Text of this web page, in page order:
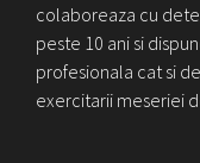
colaboreaza cu
peste 10 ani si
profesionala cat si
exercitarii meseriei